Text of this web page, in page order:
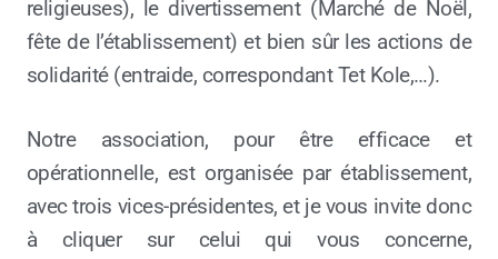
religieuses), le divertissement (Marché de Noël,
fête de l’établissement) et bien sûr les actions de
solidarité (entraide, correspondant Tet Kole,…).
Notre association, pour être efficace et
opérationnelle, est organisée par établissement,
avec trois vices-présidentes, et je vous invite donc
à cliquer sur celui qui vous concerne,